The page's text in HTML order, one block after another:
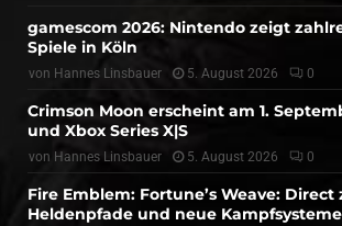
gamescom 2026: Nintendo zeigt
Spiele in Köln
von Hannes Linsbauer 5. August 2026 0
Crimson Moon erscheint am 1.
und Xbox Series X|S
von Hannes Linsbauer 5. August 2026 0
Fire Emblem: Fortune’s Weave: Direct
Heldenpfade und neue Kampfsysteme